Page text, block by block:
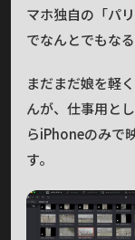
マホ独自の「パ
でなんとでもな
まだまだ娘を軽
んが、仕事用と
らiPhoneのみで
す。